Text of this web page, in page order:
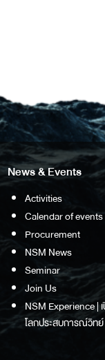
News & Events
Activities
Calendar of events
Procurement
NSM News
Seminar
Join Us
NSM Experience |
โลกประสบการณ์วิทย์